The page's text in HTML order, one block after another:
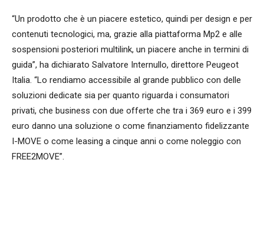
“Un prodotto che è un piacere estetico, quindi per design e per
contenuti tecnologici, ma, grazie alla piattaforma Mp2 e alle
sospensioni posteriori multilink, un piacere anche in termini di
guida”, ha dichiarato Salvatore Internullo, direttore Peugeot
Italia. “Lo rendiamo accessibile al grande pubblico con delle
soluzioni dedicate sia per quanto riguarda i consumatori
privati, che business con due offerte che tra i 369 euro e i 399
euro danno una soluzione o come finanziamento fidelizzante
I-MOVE o come leasing a cinque anni o come noleggio con
FREE2MOVE”.